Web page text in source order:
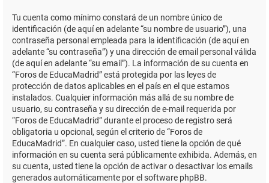
Tu cuenta como mínimo constará de un nombre único de
identificación (de aquí en adelante “su nombre de usuario”), una
contraseña personal empleada para la identificación (de aquí en
adelante “su contraseña”) y una dirección de email personal válida
(de aquí en adelante “su email”). La información de su cuenta en
“Foros de EducaMadrid” está protegida por las leyes de
protección de datos aplicables en el país en el que estamos
instalados. Cualquier información más allá de su nombre de
usuario, su contraseña y su dirección de e-mail requerida por
“Foros de EducaMadrid” durante el proceso de registro será
obligatoria u opcional, según el criterio de “Foros de
EducaMadrid”. En cualquier caso, usted tiene la opción de qué
información en su cuenta será públicamente exhibida. Además, en
su cuenta, usted tiene la opción de activar o desactivar los emails
generados automáticamente por el software phpBB.